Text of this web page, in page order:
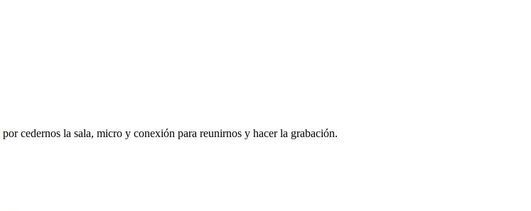
por cedernos la sala, micro y conexión para reunirnos y hacer la grabación.